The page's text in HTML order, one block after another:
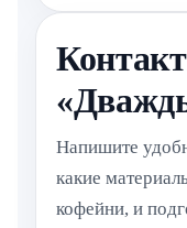
Напишите
какие
кофейни, и